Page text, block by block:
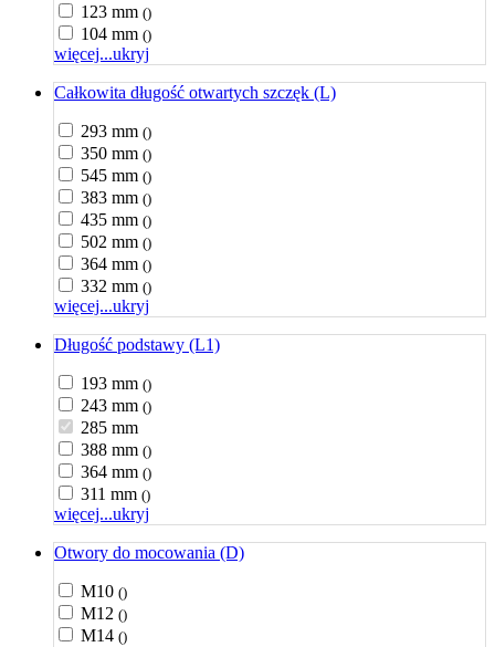
123 mm ()
104 mm ()
więcej...ukryj
Całkowita długość otwartych szczęk (L)
293 mm ()
350 mm ()
545 mm ()
383 mm ()
435 mm ()
502 mm ()
364 mm ()
332 mm ()
więcej...ukryj
Długość podstawy (L1)
193 mm ()
243 mm ()
285 mm
388 mm ()
364 mm ()
311 mm ()
więcej...ukryj
Otwory do mocowania (D)
M10 ()
M12 ()
M14 ()